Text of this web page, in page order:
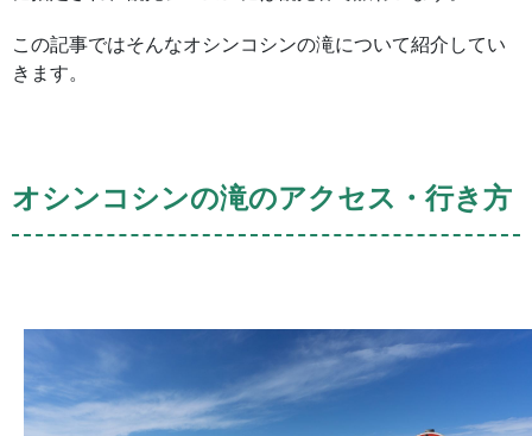
この記事ではそんなオシンコシンの滝について紹介してい
きます。
オシンコシンの滝のアクセス・行き方